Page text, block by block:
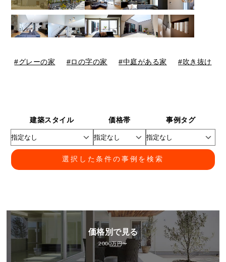
グレーの家 ロの字の家 中庭がある家 吹き抜け
建築スタイル 価格帯 事例タグ
選択した条件の事例を検索
価格別で見る
2000万円〜